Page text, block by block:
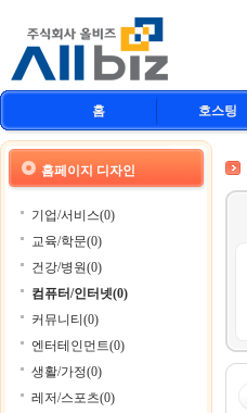
홈 호스팅
홈페이지 디자인
기업/서비스(0)
교육/학문(0)
건강/병원(0)
컴퓨터/인터넷(0)
커뮤니티(0)
엔터테인먼트(0)
생활/가정(0)
레저/스포츠(0)